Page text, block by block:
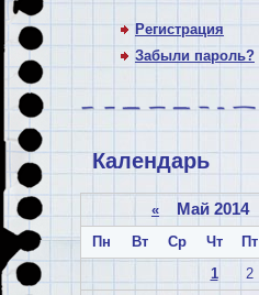
Регистрация
Забыли пароль?
Календарь
« Май 2014
Пн
Вт Ср Чт Пт
1
2